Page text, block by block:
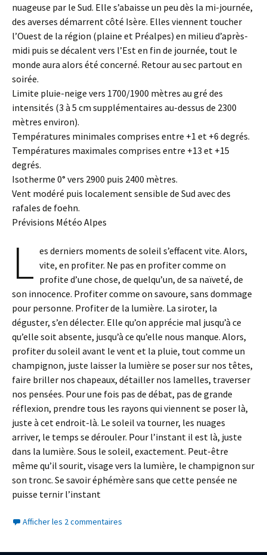
nuageuse par le Sud. Elle s’abaisse un peu dès la mi-journée,
des averses démarrent côté Isère. Elles viennent toucher
l’Ouest de la région (plaine et Préalpes) en milieu d’après-
midi puis se décalent vers l’Est en fin de journée, tout le
monde aura alors été concerné. Retour au sec partout en
soirée.
Limite pluie-neige vers 1700/1900 mètres au gré des
intensités (3 à 5 cm supplémentaires au-dessus de 2300
mètres environ).
Températures minimales comprises entre +1 et +6 degrés.
Températures maximales comprises entre +13 et +15
degrés.
Isotherme 0° vers 2900 puis 2400 mètres.
Vent modéré puis localement sensible de Sud avec des
rafales de foehn.
Prévisions Météo Alpes
L es derniers moments de soleil s’effacent vite. Alors,
vite, en profiter. Ne pas en profiter comme on
profite d’une chose, de quelqu’un, de sa naïveté, de
son innocence. Profiter comme on savoure, sans dommage
pour personne. Profiter de la lumière. La siroter, la
déguster, s’en délecter. Elle qu’on apprécie mal jusqu’à ce
qu’elle soit absente, jusqu’à ce qu’elle nous manque. Alors,
profiter du soleil avant le vent et la pluie, tout comme un
champignon, juste laisser la lumière se poser sur nos têtes,
faire briller nos chapeaux, détailler nos lamelles, traverser
nos pensées. Pour une fois pas de débat, pas de grande
réflexion, prendre tous les rayons qui viennent se poser là,
juste à cet endroit-là. Le soleil va tourner, les nuages
arriver, le temps se dérouler. Pour l’instant il est là, juste
dans la lumière. Sous le soleil, exactement. Peut-être
même qu’il sourit, visage vers la lumière, le champignon sur
son tronc. Se savoir éphémère sans que cette pensée ne
puisse ternir l’instant
Afficher les 2 commentaires